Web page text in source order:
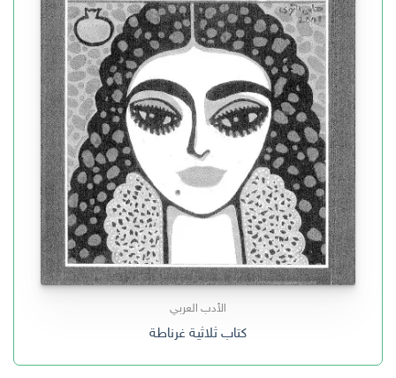
الأدب العربي
كتاب ثلاثية غرناطة